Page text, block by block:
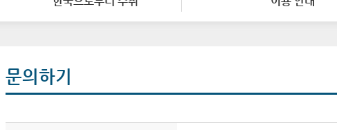
문의하기